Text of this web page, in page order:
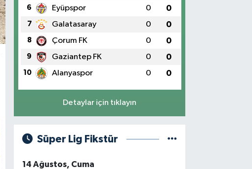
6 Eyüpspor 0 0
7 Galatasaray 0 0
8 Çorum FK 0 0
9 Gaziantep FK 0 0
10 Alanyaspor 0 0
Detaylar için tıklayın
Süper Lig Fikstür
14 Ağustos, Cuma